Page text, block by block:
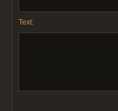
Text: